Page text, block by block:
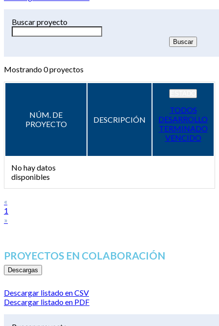
Buscar proyecto
Mostrando0proyectos
NÚM. DE
PROYECTO
DESCRIPCIÓN
TODOS
DESARROLLO
TERMINADO
VENCIDO
No hay datos
disponibles
«
1
»
PROYECTOS EN COLABORACIÓN
Descargas
Descargar listado en CSV
Descargar listado en PDF